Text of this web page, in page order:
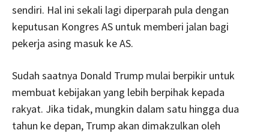
sendiri. Hal ini sekali lagi diperparah pula dengan
keputusan Kongres AS untuk memberi jalan bagi
pekerja asing masuk ke AS.
Sudah saatnya Donald Trump mulai berpikir untuk
membuat kebijakan yang lebih berpihak kepada
rakyat. Jika tidak, mungkin dalam satu hingga dua
tahun ke depan, Trump akan dimakzulkan oleh